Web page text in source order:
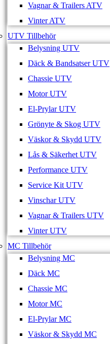
Vagnar & Trailers ATV
Vinter ATV
UTV Tillbehör
Belysning UTV
Däck & Bandsatser UTV
Chassie UTV
Motor UTV
El-Prylar UTV
Grönyte & Skog UTV
Väskor & Skydd UTV
Lås & Säkerhet UTV
Performance UTV
Service Kit UTV
Vinschar UTV
Vagnar & Trailers UTV
Vinter UTV
MC Tillbehör
Belysning MC
Däck MC
Chassie MC
Motor MC
El-Prylar MC
Väskor & Skydd MC